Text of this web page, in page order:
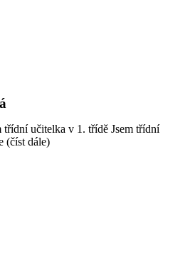
třídní učitelka v 1. třídě Jsem třídní
(číst dále)